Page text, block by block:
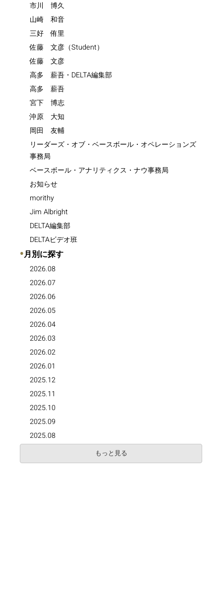
市川 博久
山崎 和音
三好 侑里
佐藤 文彦（Student）
佐藤 文彦
高多 薪吾・DELTA編集部
高多 薪吾
宮下 博志
沖原 大知
岡田 友輔
リーダーズ・オブ・ベースボール・オペレーションズ
事務局
ベースボール・アナリティクス・ナウ事務局
お知らせ
morithy
Jim Albright
DELTA編集部
DELTAビデオ班
●月別に探す
2026.08
2026.07
2026.06
2026.05
2026.04
2026.03
2026.02
2026.01
2025.12
2025.11
2025.10
2025.09
2025.08
もっと見る